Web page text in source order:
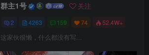
群主1号 关注
2 4263 159 74 52.4W+
这家伙很懒，什么都没有写...